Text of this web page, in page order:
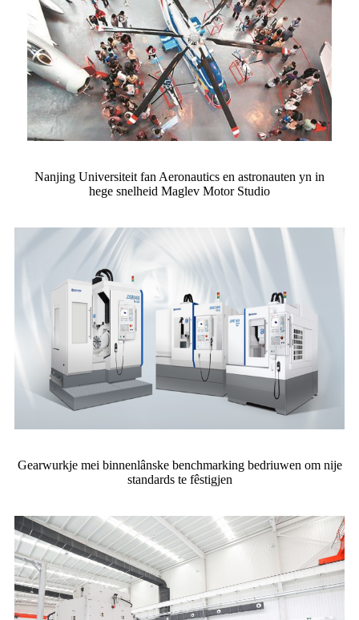
Nanjing Universiteit fan Aeronautics en astronauten yn in
hege snelheid Maglev Motor Studio
Gearwurkje mei binnenlânske benchmarking bedriuwen om nije
standards te fêstigjen